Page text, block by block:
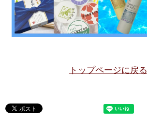
トップページに戻る